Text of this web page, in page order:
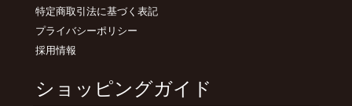
特定商取引法に基づく表記
プライバシーポリシー
採用情報
ショッピングガイド